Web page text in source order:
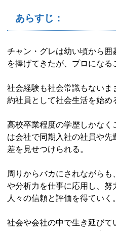
あらすじ：
チャン・グレは幼い頃から囲
を捧げてきたが、プロになる
社会経験も社会常識もない
約社員として社会生活を始め
高校卒業程度の学歴しかなく
は会社で同期入社の社員や
差を見せつけられる。
周りからバカにされながら
や分析力を仕事に応用し、
人々の信頼と評価を得ていく。
社会や会社の中で生き延びて